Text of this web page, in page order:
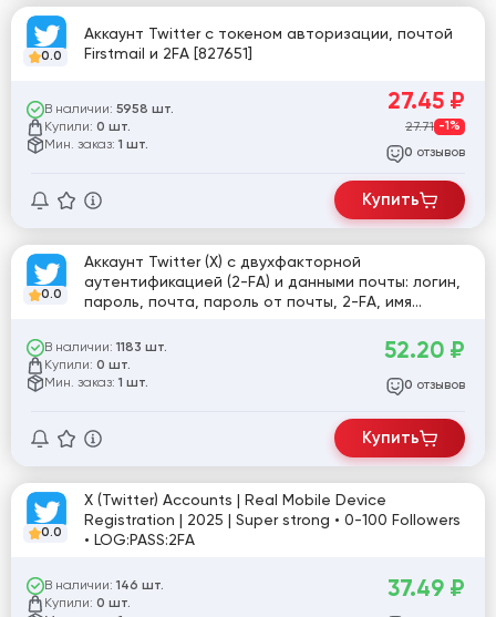
0.0
Аккаунт Twitter с токеном авторизации, почтой
Firstmail и 2FA [827651]
В наличии: 5958 шт.
Купили: 0 шт.
Мин. заказ: 1 шт.
27.45 ₽
27.71 -1%
0 отзывов
Купить
0.0
Аккаунт Twitter (X) с двухфакторной
аутентификацией (2-FA) и данными почты: логин,
пароль, почта, пароль от почты, 2-FA, имя
В наличии: 1183 шт.
Купили: 0 шт.
Мин. заказ: 1 шт.
52.20 ₽
0 отзывов
Купить
0.0
X (Twitter) Accounts | Real Mobile Device
Registration | 2025 | Super strong • 0-100 Followers
• LOG:PASS:2FA
В наличии: 146 шт.
Купили: 0 шт.
37.49 ₽